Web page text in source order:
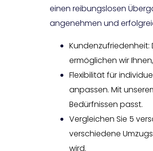
einen reibungslosen
angenehmen und
Kundenzufriedenheit:
ermöglichen wir
Flexibilität für
anpassen. Mit
Bedürfnissen passt.
Vergleichen Sie 5
verschiedene
wird.